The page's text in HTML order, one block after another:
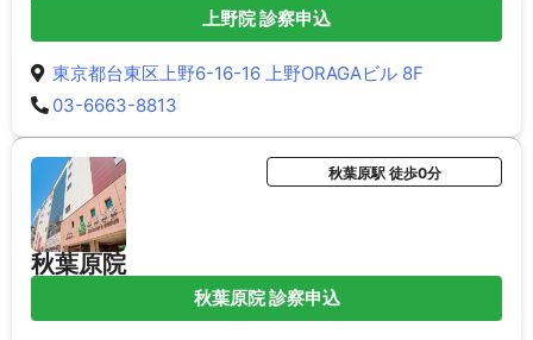
上野院 診察申込
東京都台東区上野6-16-16 上野ORAGAビル 8F
03-6663-8813
秋葉原院
秋葉原駅 徒歩0分
秋葉原院 診察申込